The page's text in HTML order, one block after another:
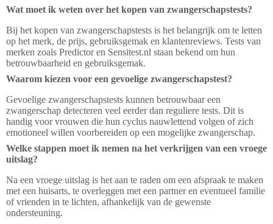
Wat moet ik weten over het kopen van zwangerschapstests?
Bij het kopen van zwangerschapstests is het belangrijk om te letten
op het merk, de prijs, gebruiksgemak en klantenreviews. Tests van
merken zoals Predictor en Sensitest.nl staan bekend om hun
betrouwbaarheid en gebruiksgemak.
Waarom kiezen voor een gevoelige zwangerschapstest?
Gevoelige zwangerschapstests kunnen betrouwbaar een
zwangerschap detecteren veel eerder dan reguliere tests. Dit is
handig voor vrouwen die hun cyclus nauwlettend volgen of zich
emotioneel willen voorbereiden op een mogelijke zwangerschap.
Welke stappen moet ik nemen na het verkrijgen van een vroege
uitslag?
Na een vroege uitslag is het aan te raden om een afspraak te maken
met een huisarts, te overleggen met een partner en eventueel familie
of vrienden in te lichten, afhankelijk van de gewenste
ondersteuning.